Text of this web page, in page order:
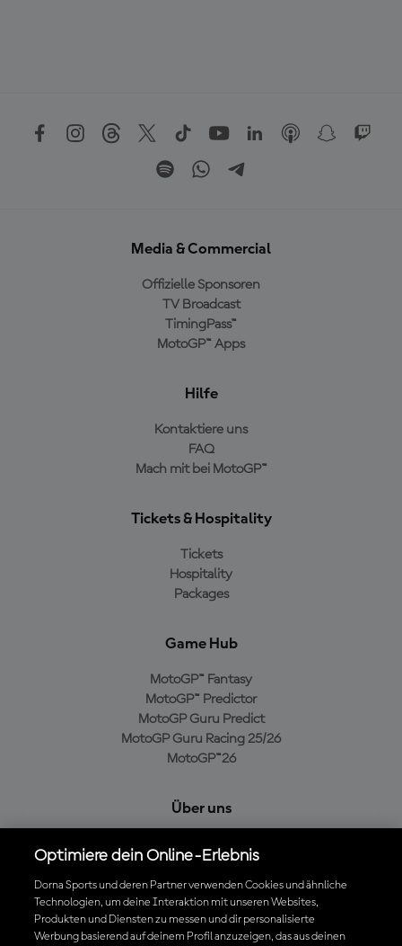
Media & Commercial
Offizielle Sponsoren
TV Broadcast
TimingPass™
MotoGP™ Apps
Hilfe
Kontaktiere uns
FAQ
Mach mit bei MotoGP™
Tickets & Hospitality
Tickets
Hospitality
Packages
Game Hub
MotoGP™ Fantasy
MotoGP™ Predictor
MotoGP Guru Predict
MotoGP Guru Racing 25/26
MotoGP™26
Über uns
Cookie-Richtlinien
Geschäftsbedingungen
Datenschutzrichtlinien
Kaufrichtlinie
Optimiere dein Online-Erlebnis
Dorna Sports und deren Partner verwenden Cookies und ähnliche
Technologien, um deine Interaktion mit unseren Websites,
Produkten und Diensten zu messen und dir personalisierte
Werbung basierend auf deinem Profil anzuzeigen, das aus deinen